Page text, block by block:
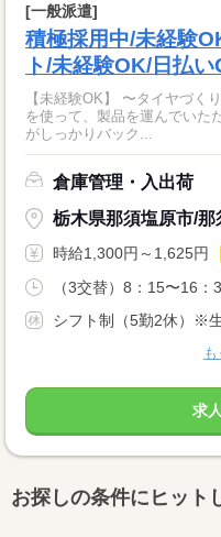
[一般派遣]
積極採用中/未経験
ト/未経験OK/日払い
【未経験OK】 〜タイヤづく
を使って、製品を運んでいただきます。 初めての
がしっかりバック...
倉庫管理・入出荷
栃木県那須塩原市/那
時給1,300円～1,625円
（3交替）8：15〜16：
シフト制（5勤2休）※
求
お探しの条件にヒット